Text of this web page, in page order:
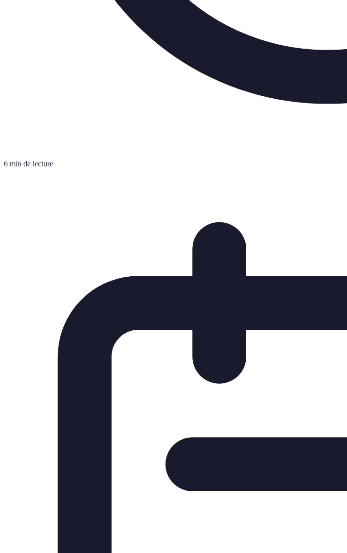
6 min de lecture